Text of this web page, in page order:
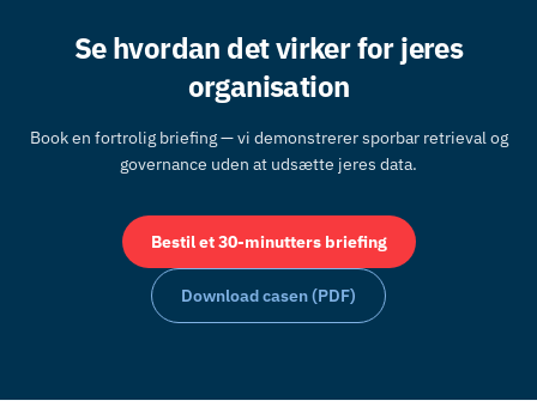
Se hvordan det virker for jeres
organisation
Book en fortrolig briefing — vi demonstrerer sporbar retrieval og
governance uden at udsætte jeres data.
Bestil et 30-minutters briefing
Download casen (PDF)